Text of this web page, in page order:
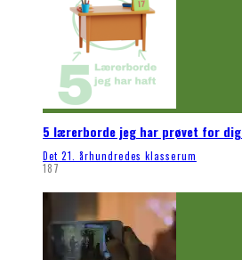
5 lærerborde jeg har prøvet for
Det 21. århundredes klasserum
187